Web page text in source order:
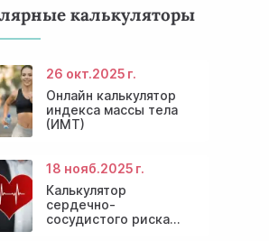
калькуляторы
26 окт.2025 г.
Онлайн калькулятор
индекса массы тела
(ИМТ)
18 нояб.2025 г.
Калькулятор
сердечно-
сосудистого риска